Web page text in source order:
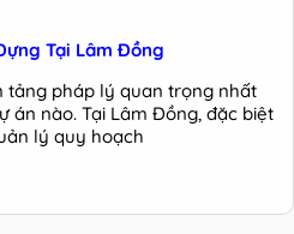
Tại Lâm Đồng
tảng pháp lý quan trọng nhất
án nào. Tại Lâm Đồng, đặc biệt
lý quy hoạch